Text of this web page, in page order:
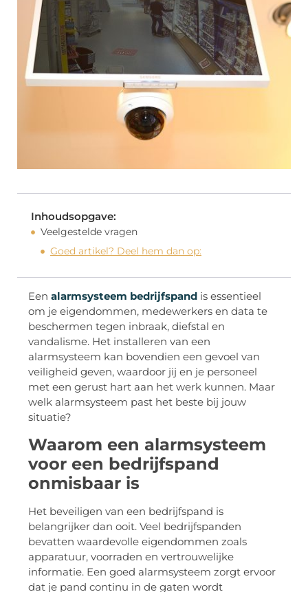
Inhoudsopgave:
Veelgestelde vragen
Goed artikel? Deel hem dan op:
Een alarmsysteem bedrijfspand is essentieel
om je eigendommen, medewerkers en data te
beschermen tegen inbraak, diefstal en
vandalisme. Het installeren van een
alarmsysteem kan bovendien een gevoel van
veiligheid geven, waardoor jij en je personeel
met een gerust hart aan het werk kunnen. Maar
welk alarmsysteem past het beste bij jouw
situatie?
Waarom een alarmsysteem
voor een bedrijfspand
onmisbaar is
Het beveiligen van een bedrijfspand is
belangrijker dan ooit. Veel bedrijfspanden
bevatten waardevolle eigendommen zoals
apparatuur, voorraden en vertrouwelijke
informatie. Een goed alarmsysteem zorgt ervoor
dat je pand continu in de gaten wordt